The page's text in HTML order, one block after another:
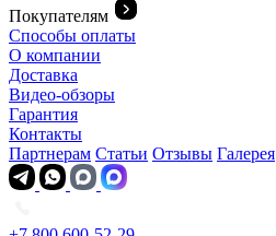
Покупателям
Способы оплаты
О компании
Доставка
Видео-обзоры
Гарантия
Контакты
Партнерам Статьи Отзывы Галерея